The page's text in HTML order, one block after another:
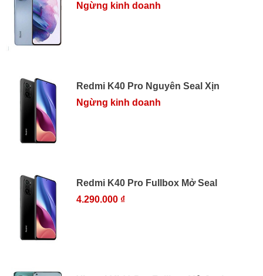
Ngừng kinh doanh
Redmi K40 Pro Nguyên Seal Xịn
Ngừng kinh doanh
Redmi K40 Pro Fullbox Mở Seal
4.290.000 ₫